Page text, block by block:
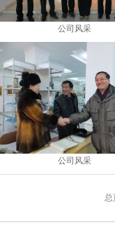
公司风采
公司风采
总